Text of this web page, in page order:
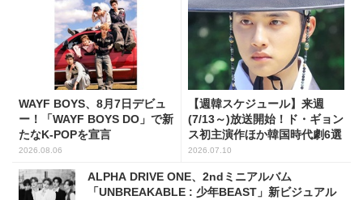
WAYF BOYS、8月7日デビュ
ー！「WAYF BOYS DO」で新
たなK-POPを宣言
2026.08.06
【週韓スケジュール】来週
(7/13～)放送開始！ド・ギョン
ス初主演作ほか韓国時代劇6選
2026.07.10
ALPHA DRIVE ONE、2ndミニアルバム
「UNBREAKABLE : 少年BEAST」新ビジュアル